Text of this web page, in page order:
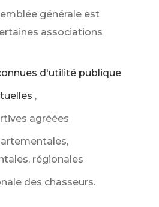
générale est
associations
d'utilité publique
,
agréées
régionales
des chasseurs.